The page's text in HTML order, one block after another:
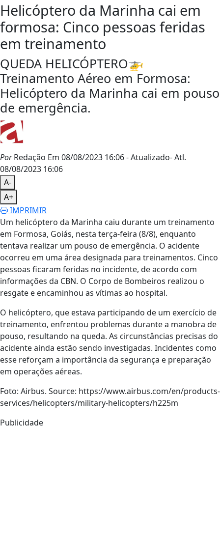
Helicóptero da Marinha cai em
formosa: Cinco pessoas feridas
em treinamento
QUEDA HELICÓPTERO🚁
Treinamento Aéreo em Formosa:
Helicóptero da Marinha cai em pouso
de emergência.
PorRedação Em 08/08/2023 16:06- Atualizado- Atl.
08/08/2023 16:06
A-
A+
IMPRIMIR
Um helicóptero da Marinha caiu durante um treinamento
em Formosa, Goiás, nesta terça-feira (8/8), enquanto
tentava realizar um pouso de emergência. O acidente
ocorreu em uma área designada para treinamentos. Cinco
pessoas ficaram feridas no incidente, de acordo com
informações da CBN. O Corpo de Bombeiros realizou o
resgate e encaminhou as vítimas ao hospital.
O helicóptero, que estava participando de um exercício de
treinamento, enfrentou problemas durante a manobra de
pouso, resultando na queda. As circunstâncias precisas do
acidente ainda estão sendo investigadas. Incidentes como
esse reforçam a importância da segurança e preparação
em operações aéreas.
Foto: Airbus. Source: https://www.airbus.com/en/products-
services/helicopters/military-helicopters/h225m
Publicidade